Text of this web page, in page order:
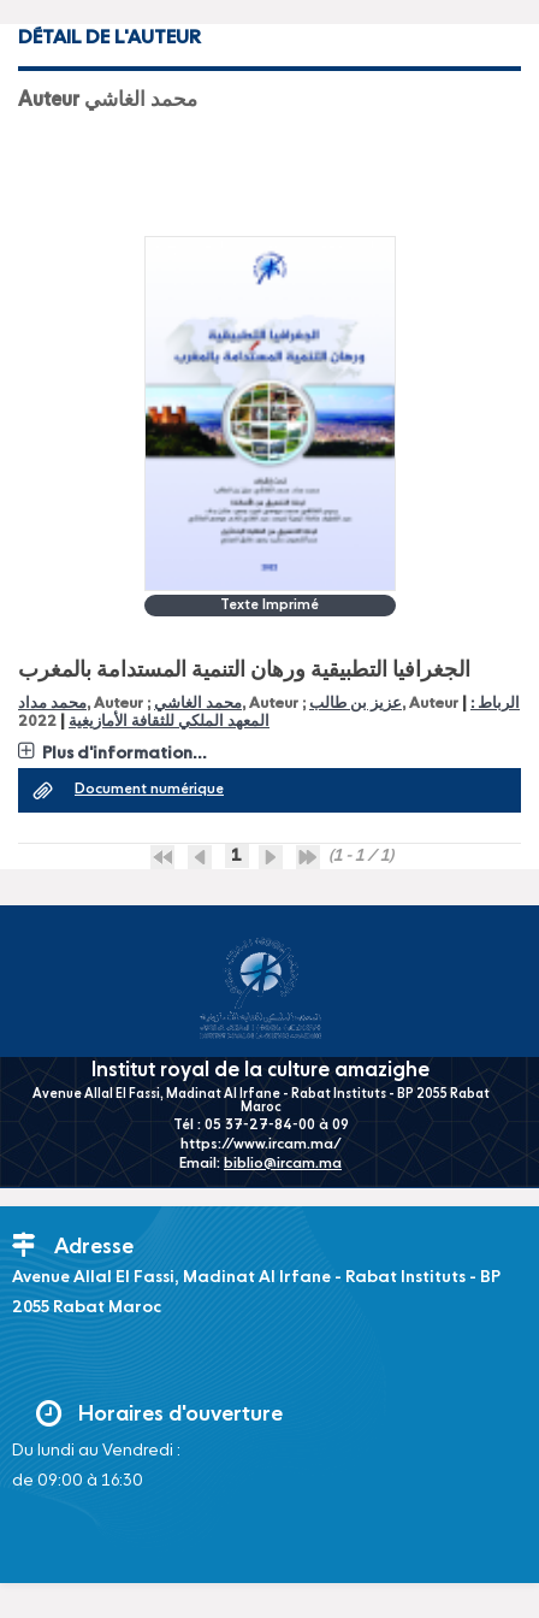
DÉTAIL DE L'AUTEUR
Auteur محمد الغاشي
Texte Imprimé
الجغرافيا التطبيقية ورهان التنمية المستدامة بالمغرب
محمد مداد, Auteur ; محمد الغاشي, Auteur ; عزيز بن طالب, Auteur
الرباط :
المعهد الملكي للثقافة الأمازيغية
2022
Plus d'information...
Document numérique
1 (1 - 1 / 1)
Institut royal de la culture amazighe
Avenue Allal El Fassi, Madinat Al Irfane - Rabat Instituts - BP 2055 Rabat
Maroc
Tél : 05 37-27-84-00 à 09
https://www.ircam.ma/
Email: biblio@ircam.ma
Adresse
Avenue Allal El Fassi, Madinat Al Irfane - Rabat Instituts - BP
2055 Rabat Maroc
Horaires d'ouverture
Du lundi au Vendredi :
de 09:00 à 16:30